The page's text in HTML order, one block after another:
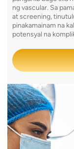
ng vascular. Sa
at screening,
pinakamainam na
potensyal na